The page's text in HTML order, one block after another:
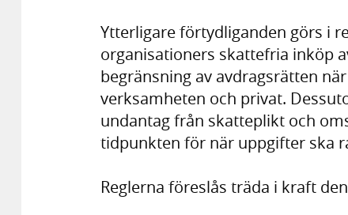
Ytterligare förtydliganden görs i
organisationers skattefria inköp
begränsning av avdragsrätten
verksamheten och privat.
undantag från skatteplikt och
tidpunkten för när uppgifter ska
Reglerna föreslås träda i kraft